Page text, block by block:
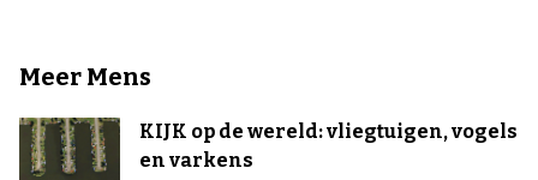
Meer Mens
KIJK op de wereld: vliegtuigen, vogels
en varkens